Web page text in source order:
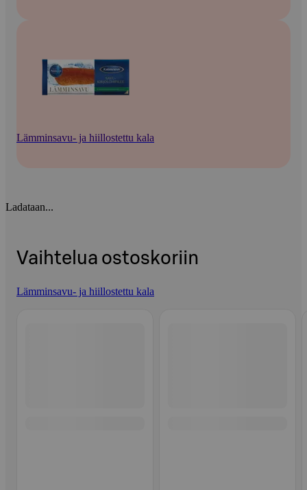
Lämminsavu- ja hiillostettu kala
Ladataan...
Vaihtelua ostoskoriin
Lämminsavu- ja hiillostettu kala